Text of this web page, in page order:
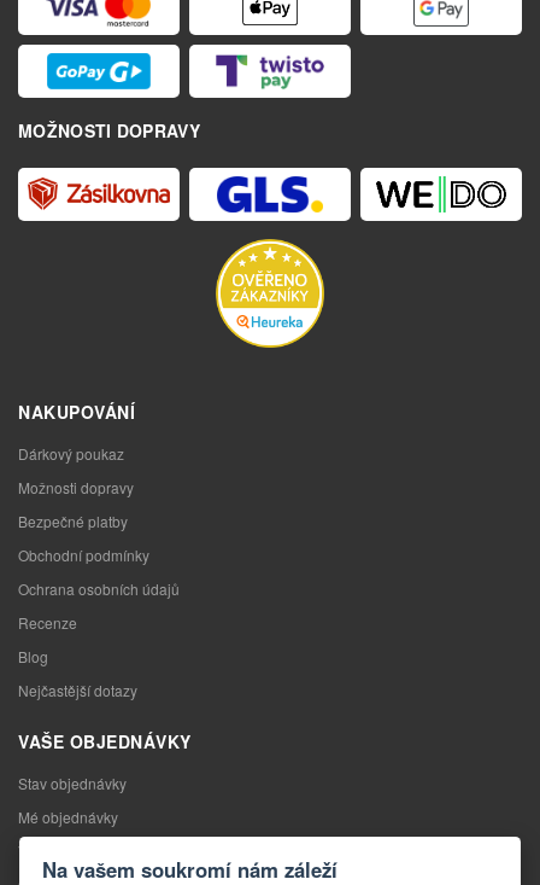
MOŽNOSTI DOPRAVY
NAKUPOVÁNÍ
Dárkový poukaz
Možnosti dopravy
Bezpečné platby
Obchodní podmínky
Ochrana osobních údajů
Recenze
Blog
Nejčastější dotazy
VAŠE OBJEDNÁVKY
Stav objednávky
Mé objednávky
Výměna zboží
Na vašem soukromí nám záleží